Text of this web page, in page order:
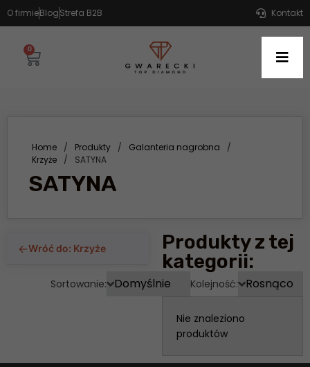
O firmieBlogStrefa B2B Kontakt
0
Home / Produkty / Galanteria nagrobna
/
Krzyże
/ SATYNA
SATYNA
←Wróć do: Krzyże
Produkty z tej
kategorii:
Sortowanie: Kolejność:
Nie znaleziono
produktów